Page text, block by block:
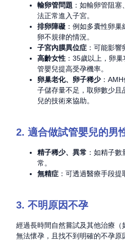
輸卵管問題 ：如輸卵管阻
法正常進入子宮。
排卵障礙 ：例如多囊性卵
卵不規律的情況。
子宮內膜異位症 ：可能影響
高齡女性 ：35歲以上，卵
管嬰兒提高受孕機率。
卵巢老化、卵子稀少：
子儲存量不足，取卵數少
兒的技術來協助。
2. 適合做試管嬰兒的男
精子稀少、異常 ：如精子
常。
無精症 ：可透過醫療手段提
3. 不明原因不孕
經過長時間自然嘗試及其他治療
無法懷孕，且找不到明確的不孕原